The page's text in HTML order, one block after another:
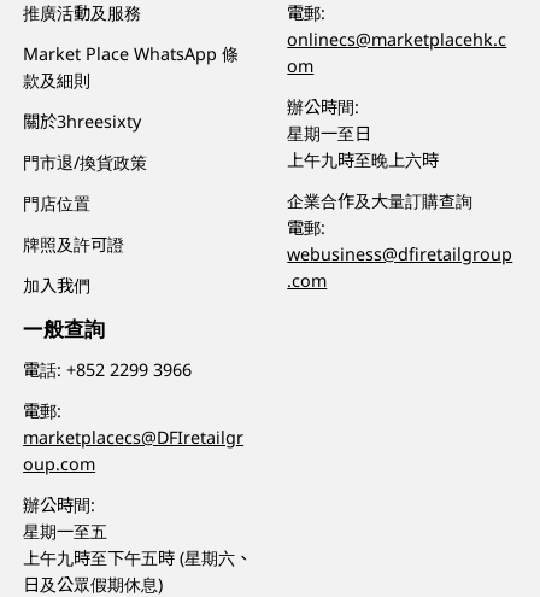
推廣活動及服務
Market Place WhatsApp 條
款及細則
關於3hreesixty
門市退/換貨政策
門店位置
牌照及許可證
加入我們
一般查詢
電話:+852 2299 3966
電郵:
marketplacecs@DFIretailgr
oup.com
辦公時間:
星期一至五
上午九時至下午五時 (星期六、
日及公眾假期休息)
電郵:
onlinecs@marketplacehk.c
om
辦公時間:
星期一至日
上午九時至晚上六時
企業合作及大量訂購查詢
電郵:
webusiness@dfiretailgroup
.com